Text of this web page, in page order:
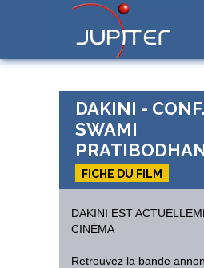
DAKINI -
SWAMI
FICHE DU FILM
DAKINI EST
CINÉMA
Retrouvez la bande